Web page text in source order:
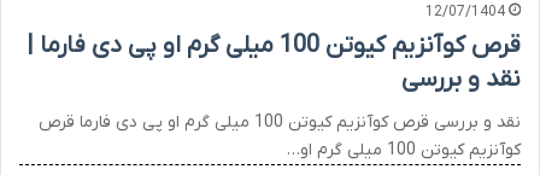
12/07/1404
قرص کوآنزیم کیوتن 100 میلی گرم او پی دی فارما |
نقد و بررسی
نقد و بررسی قرص کوآنزیم کیوتن 100 میلی گرم او پی دی فارما قرص
کوآنزیم کیوتن 100 میلی گرم او…